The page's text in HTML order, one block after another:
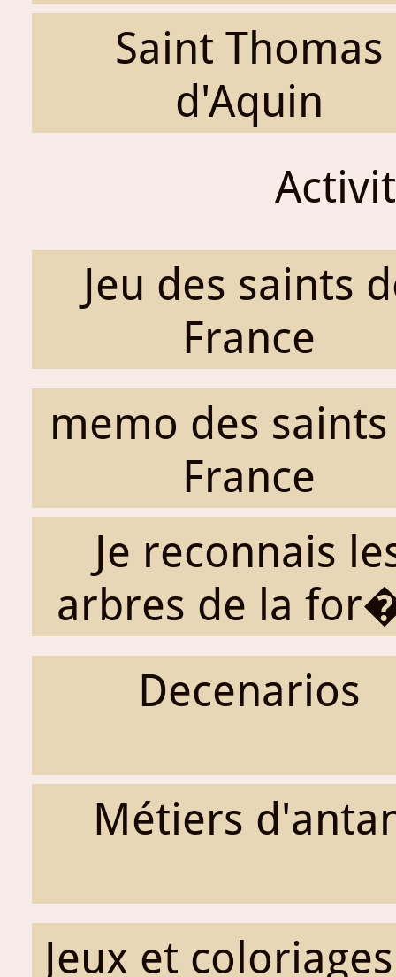
Saint Thomas
d'Aquin
Jeu des saints
France
memo des
France
Je reconnais
arbres de la
Decenarios
Métiers
Jeux et